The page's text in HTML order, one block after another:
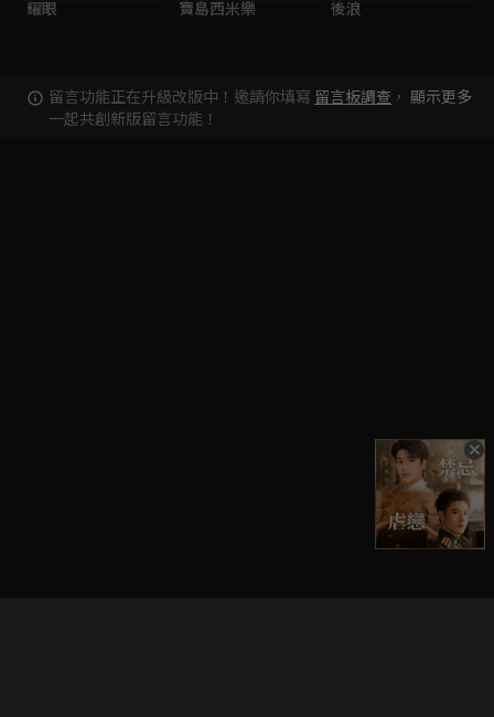
耀眼 寶島西米樂 後浪
留言功能正在升級改版中！邀請你填寫 留言板調查 ，
一起共創新版留言功能！
顯示更多